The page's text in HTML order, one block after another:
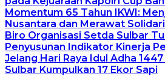
Momentum 65 Tahun IKWI:
Nusantara dan Merawat
Biro Organisasi Setda Sulbar
Penyusunan Indikator Kinerja
Jelang Hari Raya Idul Adha
Sulbar Kumpulkan 17 Ekor Sapi